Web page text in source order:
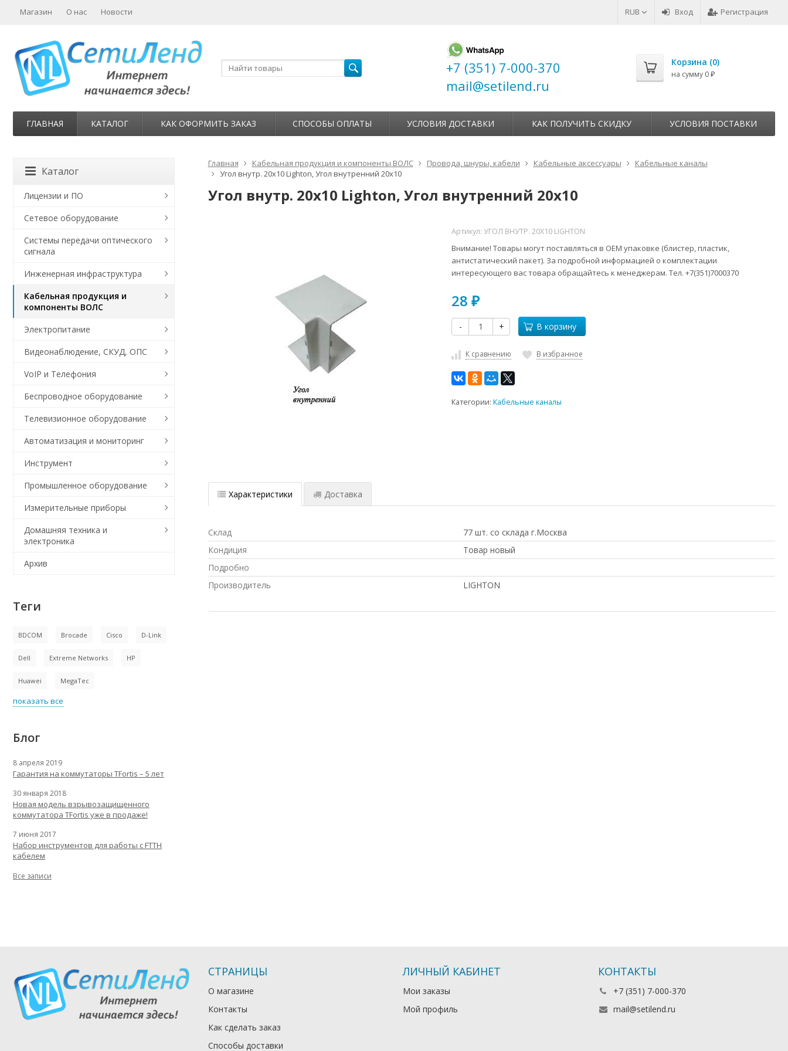
RUB Вход Регистрация
Магазин О нас Новости
+7 (351) 7-000-370
mail@setilend.ru
Корзина (0)
на сумму 0 ₽
ГЛАВНАЯ КАТАЛОГ КАК ОФОРМИТЬ ЗАКАЗ СПОСОБЫ ОПЛАТЫ УСЛОВИЯ ДОСТАВКИ КАК ПОЛУЧИТЬ СКИДКУ УСЛОВИЯ ПОСТАВКИ
Главная Кабельная продукция и компоненты ВОЛС Провода, шнуры, кабели Кабельные аксессуары
Кабельные каналы
Угол внутр. 20х10 Lighton, Угол внутренний 20х10
Угол внутр. 20х10 Lighton, Угол внутренний 20х10
Артикул: УГОЛ ВНУТР. 20Х10 LIGHTON
Внимание! Товары могут поставляться в ОЕМ упаковке (блистер, пластик,
антистатический пакет). За подробной информацией о комплектации
интересующего вас товара обращайтесь к менеджерам. Тел. +7(351)7000370
28₽
- + В корзину
К сравнению В избранное
Категории:Кабельные каналы
Характеристики Доставка
Склад
77 шт. со склада г.Москва
Кондиция
Товар новый
Подробно
Производитель
LIGHTON
Каталог
Лицензии и ПО
Сетевое оборудование
Системы передачи оптического
сигнала
Инженерная инфраструктура
Кабельная продукция и
компоненты ВОЛС
Электропитание
Видеонаблюдение, СКУД, ОПС
VoIP и Телефония
Беспроводное оборудование
Телевизионное оборудование
Автоматизация и мониторинг
Инструмент
Промышленное оборудование
Измерительные приборы
Домашняя техника и
электроника
Архив
Теги
BDCOM Brocade Cisco D-Link
Dell Extreme Networks HP
Huawei MegaTec
показать все
Блог
8 апреля 2019
Гарантия на коммутаторы TFortis – 5 лет
30 января 2018
Новая модель взрывозащищенного
коммутатора TFortis уже в продаже!
7 июня 2017
Набор инструментов для работы с FTTH
кабелем
Все записи
СТРАНИЦЫ
О магазине
Контакты
Как сделать заказ
Способы доставки
ЛИЧНЫЙ КАБИНЕТ
Мои заказы
Мой профиль
КОНТАКТЫ
+7 (351) 7-000-370
mail@setilend.ru